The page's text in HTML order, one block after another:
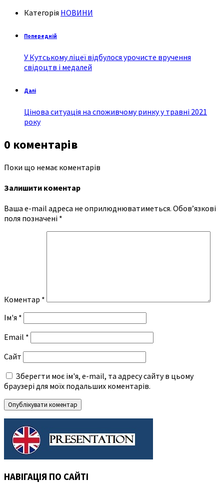
Категорія НОВИНИ
Попередній
У Кутському ліцеї відбулося урочисте вручення
свідоцтв і медалей
Далі
Цінова ситуація на споживчому ринку у травні 2021
року
0 коментарів
Поки що немає коментарів
Залишити коментар
Ваша e-mail адреса не оприлюднюватиметься. Обов’язкові
поля позначені *
Коментар *
Ім'я *
Email *
Сайт
Зберегти моє ім'я, e-mail, та адресу сайту в цьому
браузері для моїх подальших коментарів.
НАВІГАЦІЯ ПО САЙТІ